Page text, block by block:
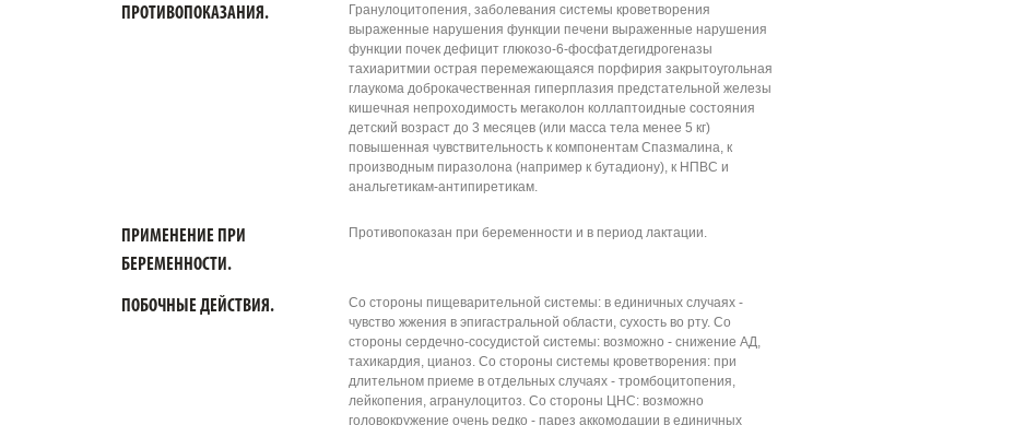
ПРОТИВОПОКАЗАНИЯ.
Гранулоцитопения, заболевания системы кроветворения
выраженные нарушения функции печени выраженные нарушения
функции почек дефицит глюкозо-6-фосфатдегидрогеназы
тахиаритмии острая перемежающаяся порфирия закрытоугольная
глаукома доброкачественная гиперплазия предстательной железы
кишечная непроходимость мегаколон коллаптоидные состояния
детский возраст до 3 месяцев (или масса тела менее 5 кг)
повышенная чувствительность к компонентам Спазмалина, к
производным пиразолона (например к бутадиону), к НПВС и
анальгетикам-антипиретикам.
ПРИМЕНЕНИЕ ПРИ
БЕРЕМЕННОСТИ.
Противопоказан при беременности и в период лактации.
ПОБОЧНЫЕ ДЕЙСТВИЯ.
Со стороны пищеварительной системы: в единичных случаях -
чувство жжения в эпигастральной области, сухость во рту. Со
стороны сердечно-сосудистой системы: возможно - снижение АД,
тахикардия, цианоз. Со стороны системы кроветворения: при
длительном приеме в отдельных случаях - тромбоцитопения,
лейкопения, агранулоцитоз. Со стороны ЦНС: возможно
головокружение очень редко - парез аккомодации в единичных